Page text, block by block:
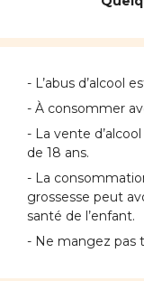
- L’abus d’alcool
- À consommer
- La vente
de 18 ans.
- La
grossesse peut
santé de l’enfant.
- Ne mangez pas